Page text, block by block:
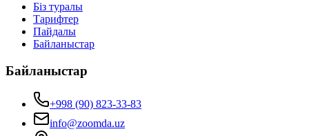
Біз туралы
Тарифтер
Пайдалы
Байланыстар
Байланыстар
+998 (90) 823-33-83
info@zoomda.uz